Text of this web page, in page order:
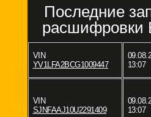
Последние
расшифровки
VIN
YV1LFA2BCG1009447
13:07
VIN
SJNFAAJ10U2291409
13:07